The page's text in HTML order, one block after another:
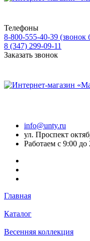
Телефоны
8-800-555-40-39 (звонок
8 (347) 299-09-11
Заказать звонок
info@unty.ru
ул. Проспект
Работаем с 9:00
Главная
Каталог
Весенняя коллекция